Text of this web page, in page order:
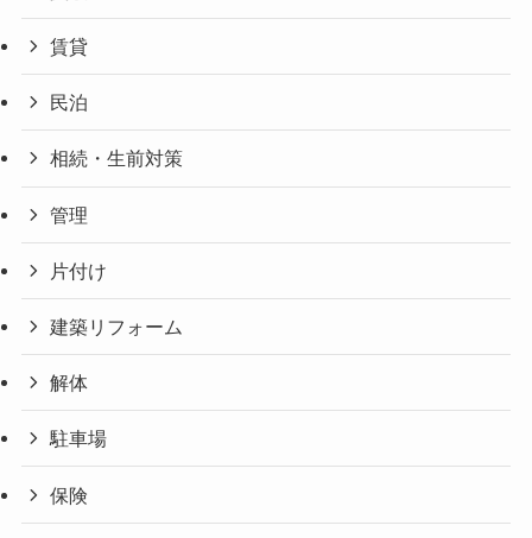
賃貸
民泊
相続・生前対策
管理
片付け
建築リフォーム
解体
駐車場
保険